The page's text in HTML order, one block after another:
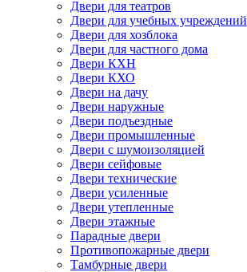
Двери для театров
Двери для учебных учреждений
Двери для хозблока
Двери для частного дома
Двери КХН
Двери КХО
Двери на дачу
Двери наружные
Двери подъездные
Двери промышленные
Двери с шумоизоляцией
Двери сейфовые
Двери технические
Двери усиленные
Двери утепленные
Двери этажные
Парадные двери
Противопожарные двери
Тамбурные двери